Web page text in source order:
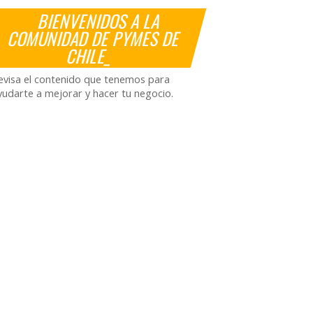
BIENVENIDOS A LA
COMUNIDAD DE PYMES DE
CHILE_
el contenido que tenemos para
a mejorar y hacer tu negocio.